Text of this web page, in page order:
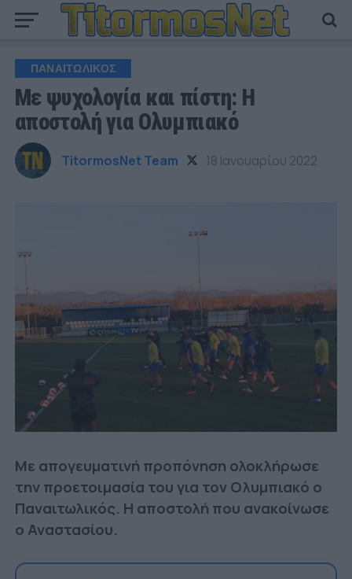
ΠΑΝΑΙΤΩΛΙΚΟΣ
Με ψυχολογία και πίστη: Η
αποστολή για Ολυμπιακό
TitormosNet Team 18 Ιανουαρίου 2022
Με απογευματινή προπόνηση ολοκλήρωσε
την προετοιμασία του για τον Ολυμπιακό ο
Παναιτωλικός. Η αποστολή που ανακοίνωσε
ο Αναστασίου.